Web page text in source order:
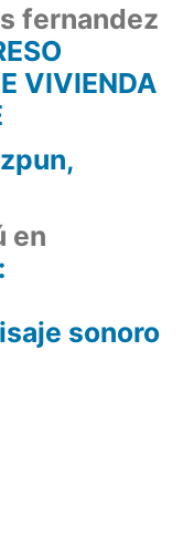
fernandez
VIVIENDA
en
sonoro